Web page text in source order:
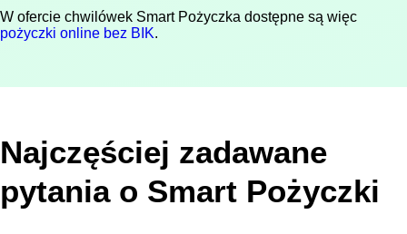
W ofercie chwilówek Smart Pożyczka dostępne są więc
pożyczki online bez BIK.
Najczęściej zadawane
pytania o Smart Pożyczki